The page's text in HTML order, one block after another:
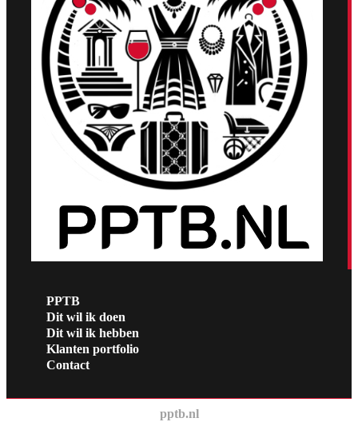
PPTB
Dit wil ik doen
Dit wil ik hebben
Klanten portfolio
Contact
pptb.nl